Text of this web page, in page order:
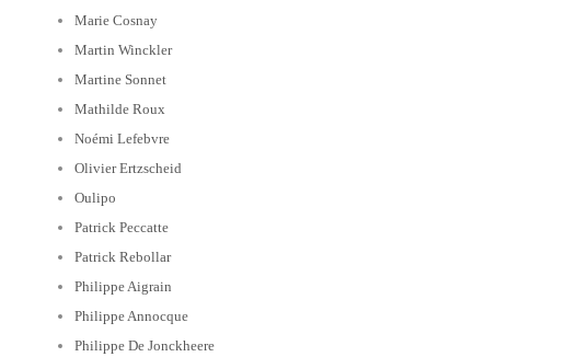
Marie Cosnay
Martin Winckler
Martine Sonnet
Mathilde Roux
Noémi Lefebvre
Olivier Ertzscheid
Oulipo
Patrick Peccatte
Patrick Rebollar
Philippe Aigrain
Philippe Annocque
Philippe De Jonckheere